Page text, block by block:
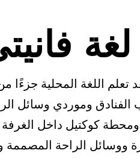
تعلم اللغة المحلية
وموردي وسائل
ومحطة كوكتيل داخل
ووسائل الراحة المصممة